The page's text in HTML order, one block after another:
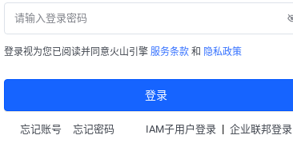
登录视为您已阅读并同意火山引擎 服务条款 和 隐私政策
登录
忘记账号 忘记密码 IAM子用户登录 | 企业联邦登录